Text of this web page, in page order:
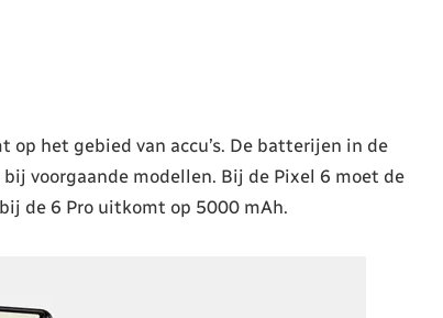
het gebied van accu’s. De batterijen in de
voorgaande modellen. Bij de Pixel 6 moet de
de 6 Pro uitkomt op 5000 mAh.